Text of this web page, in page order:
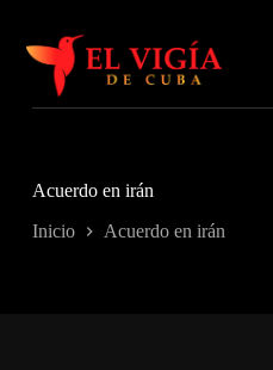
contenido
Acuerdo en irán
Inicio Acuerdo en irán